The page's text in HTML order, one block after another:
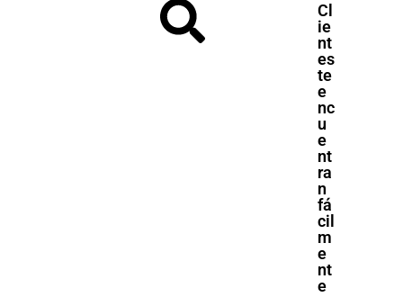
Cl
ie
nt
es
te
e
nc
u
e
nt
ra
n
fá
cil
m
e
nt
e